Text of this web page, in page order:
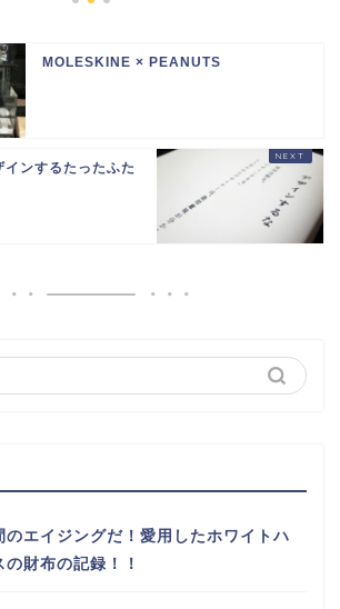
MOLESKINE × PEANUTS
ンするたったふた
のエイジングだ！愛用したホワイトハ
財布の記録！！